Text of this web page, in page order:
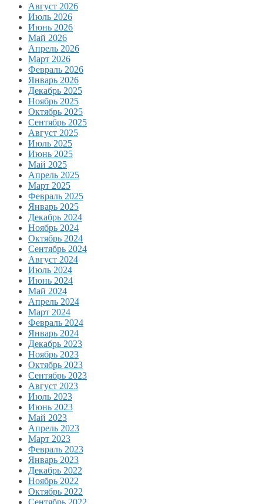
Август 2026
Июль 2026
Июнь 2026
Май 2026
Апрель 2026
Март 2026
Февраль 2026
Январь 2026
Декабрь 2025
Ноябрь 2025
Октябрь 2025
Сентябрь 2025
Август 2025
Июль 2025
Июнь 2025
Май 2025
Апрель 2025
Март 2025
Февраль 2025
Январь 2025
Декабрь 2024
Ноябрь 2024
Октябрь 2024
Сентябрь 2024
Август 2024
Июль 2024
Июнь 2024
Май 2024
Апрель 2024
Март 2024
Февраль 2024
Январь 2024
Декабрь 2023
Ноябрь 2023
Октябрь 2023
Сентябрь 2023
Август 2023
Июль 2023
Июнь 2023
Май 2023
Апрель 2023
Март 2023
Февраль 2023
Январь 2023
Декабрь 2022
Ноябрь 2022
Октябрь 2022
Сентябрь 2022